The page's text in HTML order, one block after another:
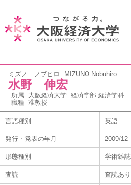
ミズノ ノブヒロ MIZUNO Nobuhiro
水野 伸宏
所属 大阪経済大学 経済学部 経済学科
職種 准教授
言語種別 英語
発行・発表の年月 2009/12
形態種別 学術雑誌
査読 査読あり